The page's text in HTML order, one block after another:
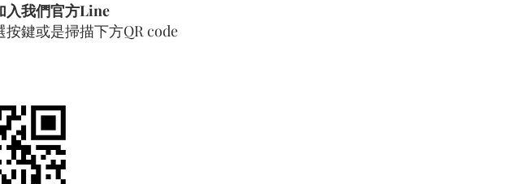
入我們官方Line
按鍵或是掃描下方QR code